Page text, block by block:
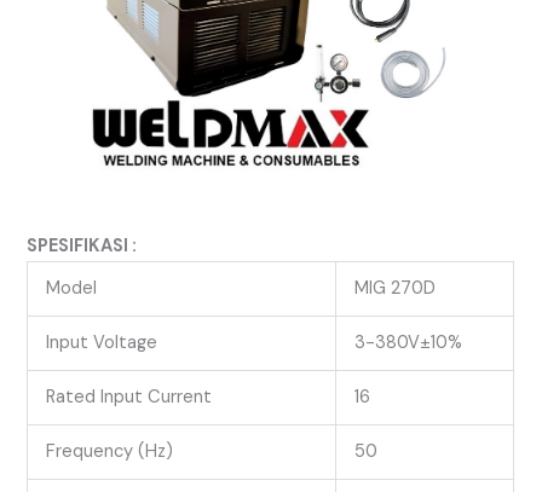
SPESIFIKASI :
Model
MIG 270D
Input Voltage 3-380V±10%
Rated Input Current 16
Frequency (Hz) 50